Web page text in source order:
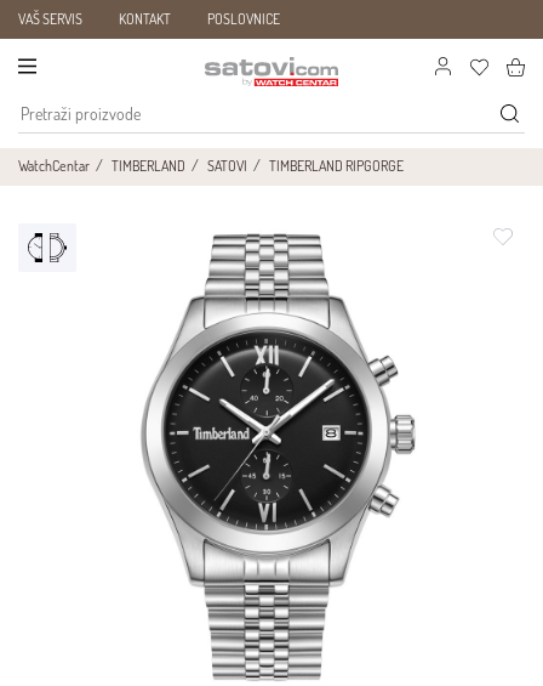
VAŠ SERVIS KONTAKT POSLOVNICE
WatchCentar TIMBERLAND SATOVI TIMBERLAND RIPGORGE